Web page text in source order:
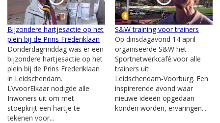
Bijzondere hartjesactie op het
plein bij de Prins Frederiklaan
Donderdagmiddag was er een
bijzondere hartjesactie op het
plein bij de Prins Frederiklaan
in Leidschendam.
LVvoorElkaar nodigde alle
Inwoners uit om met
stoepkrijt een hartje te
tekenen voor...
S&W training voor trainers
Op dinsdagavond 14 april
organiseerde S&W het
Sportnetwerkcafé voor alle
trainers uit
Leidschendam‑Voorburg. Een
inspirerende avond waar
nieuwe ideeën opgedaan
konden worden, ervaringen...